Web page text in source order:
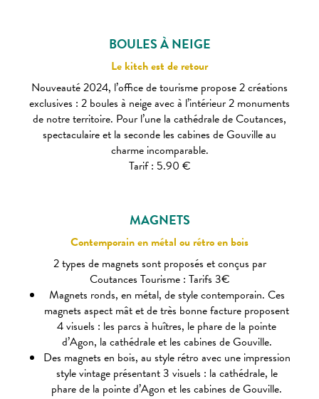
BOULES À NEIGE
Le kitch est de retour
Nouveauté 2024, l’office de tourisme propose 2 créations
exclusives : 2 boules à neige avec à l’intérieur 2 monuments
de notre territoire. Pour l’une la cathédrale de Coutances,
spectaculaire et la seconde les cabines de Gouville au
charme incomparable.
Tarif : 5.90 €
MAGNETS
Contemporain en métal ou rétro en bois
2 types de magnets sont proposés et conçus par
Coutances Tourisme : Tarifs 3€
Magnets ronds, en métal, de style contemporain. Ces
magnets aspect mât et de très bonne facture proposent
4 visuels : les parcs à huîtres, le phare de la pointe
d’Agon, la cathédrale et les cabines de Gouville.
Des magnets en bois, au style rétro avec une impression
style vintage présentant 3 visuels : la cathédrale, le
phare de la pointe d’Agon et les cabines de Gouville.